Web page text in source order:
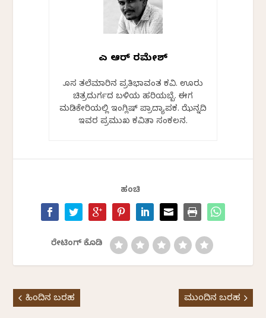
ಎಚ್ ಆರ್ ರಮೇಶ್
ಹೊಸ ತಲೆಮಾರಿನ ಪ್ರತಿಭಾವಂತ ಕವಿ. ಊರು
ಚಿತ್ರದುರ್ಗದ ಬಳಿಯ ಹರಿಯಬ್ಬೆ. ಈಗ
ಮಡಿಕೇರಿಯಲ್ಲಿ ಇಂಗ್ಲಿಷ್ ಪ್ರಾದ್ಯಾಪಕ. ಝೆನ್ನದಿ
ಇವರ ಪ್ರಮುಖ ಕವಿತಾ ಸಂಕಲನ.
ಹಂಚಿ
ರೇಟಿಂಗ್ ಕೊಡಿ
ಹಿಂದಿನ ಬರಹ ಮುಂದಿನ ಬರಹ